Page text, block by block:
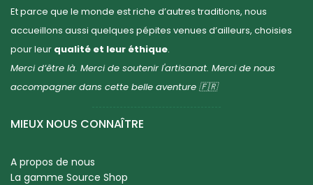
Et parce que le monde est riche d’autres traditions, nous
accueillons aussi quelques pépites venues d’ailleurs, choisies
pour leur qualité et leur éthique.
Merci d’être là. Merci de soutenir l'artisanat. Merci de nous
accompagner dans cette belle aventure 🇫🇷
MIEUX NOUS CONNAÎTRE
A propos de nous
La gamme Source Shop